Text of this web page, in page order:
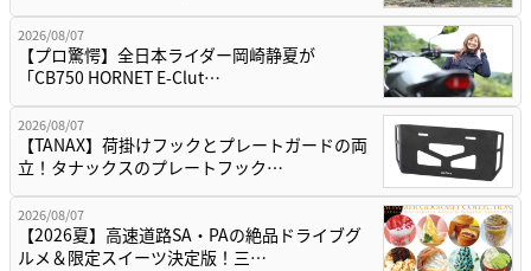
2026/08/07
【プロ驚愕】全日本ライダー岡崎静夏が
「CB750 HORNET E-Clut…
2026/08/07
【TANAX】荷掛けフックとプレートガードの両
立！タナックスのプレートフック…
2026/08/07
【2026夏】高速道路SA・PAの絶品ドライブグ
ルメ＆限定スイーツ決定版！三…